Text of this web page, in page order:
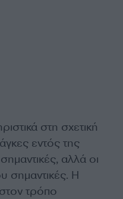
στη σχετική
εντός της
αλλά οι
σημαντικές. Η
τρόπο